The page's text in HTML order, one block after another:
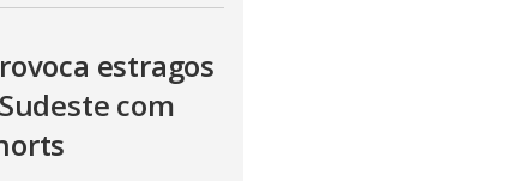
estragos
com